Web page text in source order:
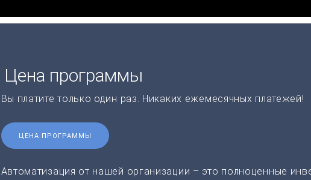
Цена программы
Вы платите только один раз. Никаких ежемесячных платежей!
ЦЕНА ПРОГРАММЫ
Автоматизация от нашей организации – это полноценные